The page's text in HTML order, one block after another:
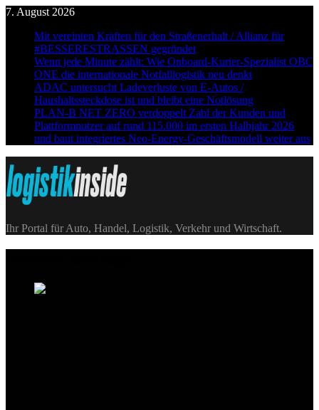
Skip
content
7. August 2026
Mit vereinten Kräften für den Straßenerhalt / Allianz für
#BESSERESTRASSEN gegründet
Wenn jede Minute zählt: Wie Onboard-Kurier-Spezialist OBC
ONE die internationale Notfalllogistik neu denkt
ADAC untersucht Ladeverluste von E-Autos /
Haushaltssteckdose ist und bleibt eine Notlösung
PLAN-B NET ZERO verdoppelt Zahl der Kunden und
Plattformnutzer auf rund 115.000 im ersten Halbjahr 2026
und baut integriertes Neo-Energy-Geschäftsmodell weiter aus
Logistik|Inside
Ihr Portal für Auto, Handel, Logistik, Verkehr und Wirtschaft.